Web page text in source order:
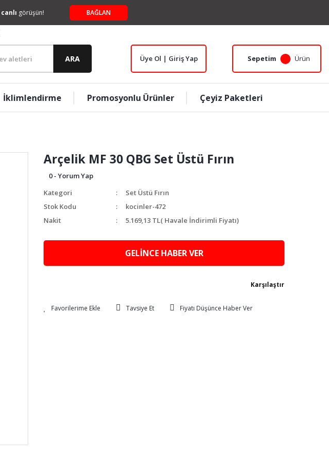
canlı görüşün! BAĞLAN
ARA Üye Ol | Giriş Yap Sepetim Ürün
İklimlendirme Promosyonlu Ürünler Çeyiz Paketleri
Arçelik MF 30 QBG Set Üstü Fırın
0 - Yorum Yap
Kategori
Set Üstü Fırın
Stok Kodu
kocinler-472
Nakit
5.169,13 TL( Havale İndirimli Fiyatı)
GELİNCE HABER VER
Karşılaştır
Tavsiye Et Fiyatı Düşünce Haber Ver